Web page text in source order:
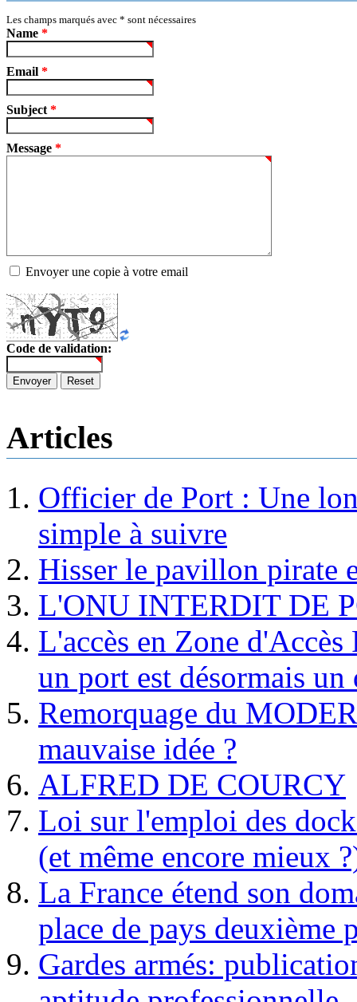
Les champs marqués avec * sont nécessaires
Name *
Email *
Subject *
Message *
Envoyer une copie à votre email
Code de validation:
Envoyer Reset
Articles
Officier de Port : Une
simple à suivre
Hisser le pavillon pirate
L'ONU INTERDIT DE
L'accès en Zone
un port est désormais un
Remorquage du
mauvaise idée ?
ALFRED DE COURCY
Loi sur l'emploi des
(et même encore mieux
La France étend son
place de pays deuxième
Gardes armés: